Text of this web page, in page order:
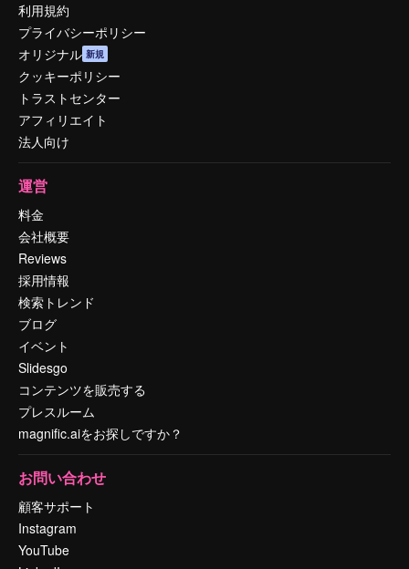
利用規約
プライバシーポリシー
オリジナル 新規
クッキーポリシー
トラストセンター
アフィリエイト
法人向け
運営
料金
会社概要
Reviews
採用情報
検索トレンド
ブログ
イベント
Slidesgo
コンテンツを販売する
プレスルーム
magnific.aiをお探しですか？
お問い合わせ
顧客サポート
Instagram
YouTube